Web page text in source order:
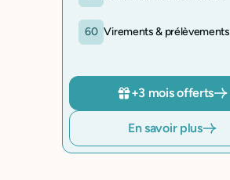
60 Virements & prélèvements
+3 mois offerts
En savoir plus